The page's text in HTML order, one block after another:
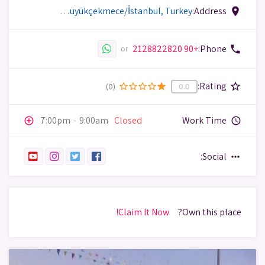
place
Address:
Büyükçekmece Grand Aqua Marine, Fatih, Komando Sk. No:4, 34500 Büyükçekmece/İstanbul, Turkey
phone
Phone:
+90 2128822820
or
star_border
Rating:
0.0
star
star_border
star_border
star_border
star_border
(0)
query_builder
Work Time
Closed
9:00am
-
7:00pm
add_circle_outline
more_horiz
Social:
Own this place?
Claim It Now!